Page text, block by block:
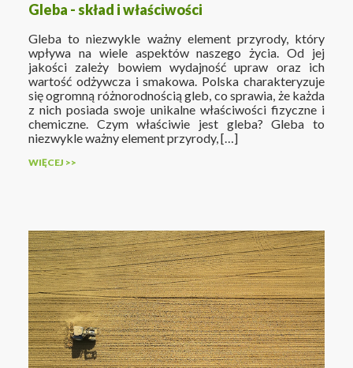
Gleba - skład i właściwości
Gleba to niezwykle ważny element przyrody, który
wpływa na wiele aspektów naszego życia. Od jej
jakości zależy bowiem wydajność upraw oraz ich
wartość odżywcza i smakowa. Polska charakteryzuje
się ogromną różnorodnością gleb, co sprawia, że każda
z nich posiada swoje unikalne właściwości fizyczne i
chemiczne. Czym właściwie jest gleba? Gleba to
niezwykle ważny element przyrody, […]
WIĘCEJ >>